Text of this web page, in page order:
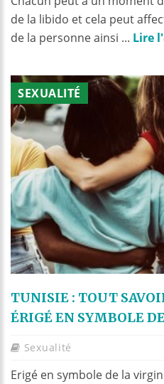
de la libido et cela peut
de la personne ainsi ... Lire
SEXUALITÉ
TUNISIE : TOUT
ÉRIGÉ EN SYMBOLE
Sexualité
Erigé en symbole de la